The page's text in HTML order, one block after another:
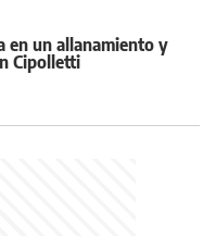
en un allanamiento y
Cipolletti